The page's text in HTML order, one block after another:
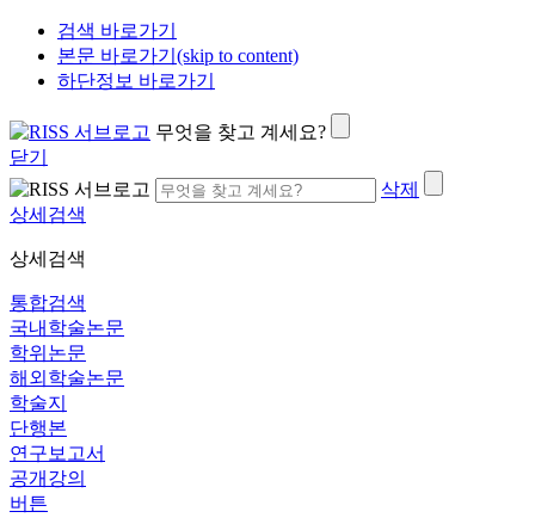
검색 바로가기
본문 바로가기(skip to content)
하단정보 바로가기
무엇을 찾고 계세요?
닫기
삭제
상세검색
상세검색
통합검색
국내학술논문
학위논문
해외학술논문
학술지
단행본
연구보고서
공개강의
버튼